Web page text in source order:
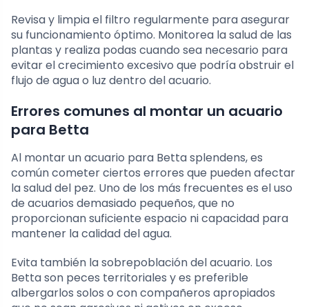
Revisa y limpia el filtro regularmente para asegurar
su funcionamiento óptimo. Monitorea la salud de las
plantas y realiza podas cuando sea necesario para
evitar el crecimiento excesivo que podría obstruir el
flujo de agua o luz dentro del acuario.
Errores comunes al montar un acuario
para Betta
Al montar un acuario para Betta splendens, es
común cometer ciertos errores que pueden afectar
la salud del pez. Uno de los más frecuentes es el uso
de acuarios demasiado pequeños, que no
proporcionan suficiente espacio ni capacidad para
mantener la calidad del agua.
Evita también la sobrepoblación del acuario. Los
Betta son peces territoriales y es preferible
albergarlos solos o con compañeros apropiados